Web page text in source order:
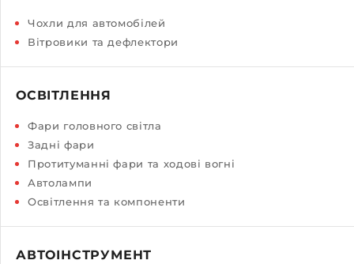
Чохли для автомобілей
Вітровики та дефлектори
ОСВІТЛЕННЯ
Фари головного світла
Задні фари
Протитуманні фари та ходові вогні
Автолампи
Освітлення та компоненти
АВТОІНСТРУМЕНТ